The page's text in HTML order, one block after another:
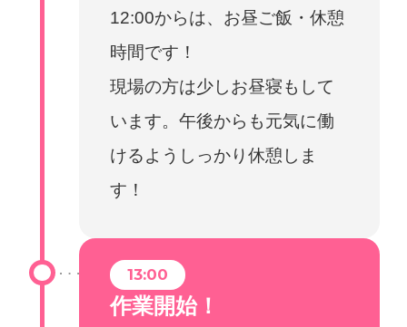
12:00からは、お昼ご飯・休憩
時間です！
現場の方は少しお昼寝もして
います。午後からも元気に働
けるようしっかり休憩しま
す！
13:00
作業開始！